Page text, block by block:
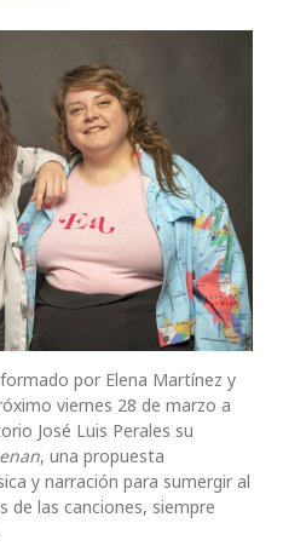
por Elena Martínez y
viernes 28 de marzo a
José Luis Perales su
, una propuesta
y narración para sumergir al
de las canciones, siempre